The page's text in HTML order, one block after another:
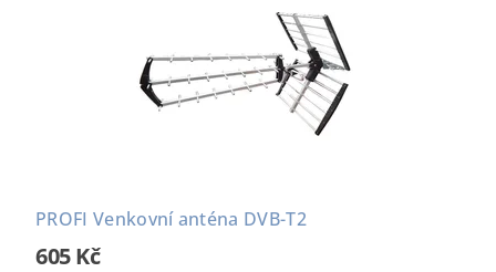
PROFI Venkovní anténa DVB-T2
605 Kč